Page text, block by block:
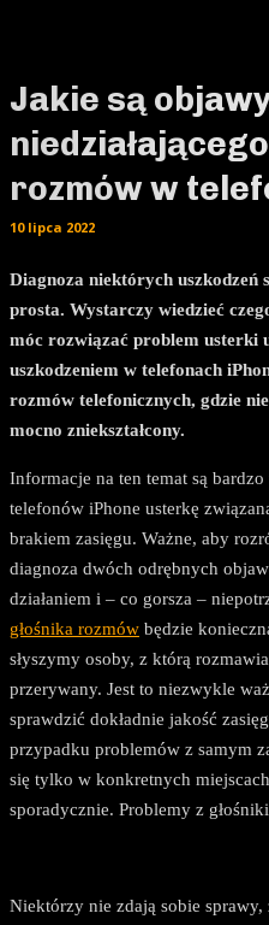
Jakie są
rozmów w
10 lipca 2022
Diagnoza niektórych uszkodzeń
prosta. Wystarczy wiedzieć
móc rozwiązać problem usterki
uszkodzeniem w telefonach
rozmów telefonicznych, gdzie
mocno zniekształcony.
Informacje na ten temat są
telefonów iPhone usterkę
brakiem zasięgu. Ważne, aby
diagnoza dwóch odrębnych
działaniem i – co gorsza –
głośnika rozmów będzie
słyszymy osoby, z którą
przerywany. Jest to niezwykle
sprawdzić dokładnie jakość
przypadku problemów z samym
się tylko w konkretnych
sporadycznie. Problemy z
Niektórzy nie zdają sobie